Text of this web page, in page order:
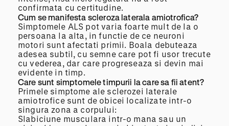
confirmata cu certitudine.
Cum se manifesta scleroza laterala amiotrofica?
Simptomele ALS pot varia foarte mult de la o
persoana la alta, in functie de ce neuroni
motori sunt afectati primii. Boala debuteaza
adesea subtil, cu semne care pot fi usor trecute
cu vederea, dar care progreseaza si devin mai
evidente in timp.
Care sunt simptomele timpurii la care sa fii atent?
Primele simptome ale sclerozei laterale
amiotrofice sunt de obicei localizate intr-o
singura zona a corpului:
Slabiciune musculara intr-o mana sau un